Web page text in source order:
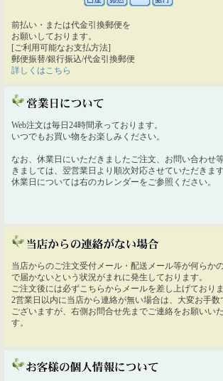
前払い・または代金引換郵便を
お願いしております。
[ご利用可能なお支払方法]
郵便振替/銀行振込/代金引換郵便
詳しくはこちら
Web注文は毎日24時間承っております。
いつでもお買い物をお楽しみください。
なお、休業日にいただきましたご注文、お問い合わせ
きましては、翌営業日より順次対応させていただきま
休業日については右のカレンダーをご参照ください。
当店からのご注文受付メール・配送メール等が何らか
で届かないという状況がまれに発生しております。
ご注文後には必ずこちらからメールを差し上げており
2営業日以内に当店から連絡が無い場合は、大変お手数
ございますが、右側お問合せ先までご連絡をお願いい
す。